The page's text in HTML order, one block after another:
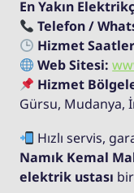
En Yakın
Telefon /
Hizmet
Web Sitesi:
Hizmet
Gürsu, Mudanya,
Hızlı servis,
Namık Kemal
elektrik ustası